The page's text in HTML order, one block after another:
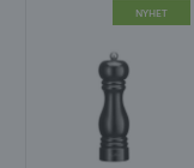
NYHET